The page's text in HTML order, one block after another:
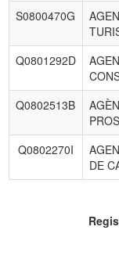
S0800470G
Q0801292D
Q0802513B
Q0802270I
DE